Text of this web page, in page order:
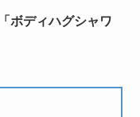
「ボディハグシャワ